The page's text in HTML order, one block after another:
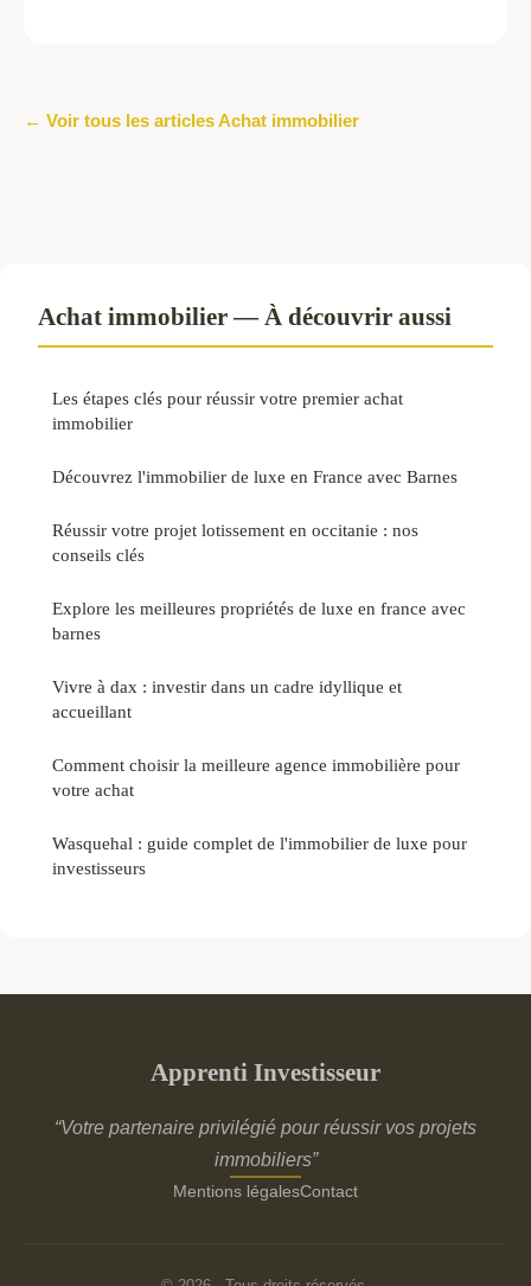
← Voir tous les articles Achat immobilier
Achat immobilier — À découvrir aussi
Les étapes clés pour réussir votre premier achat
immobilier
Découvrez l'immobilier de luxe en France avec Barnes
Réussir votre projet lotissement en occitanie : nos
conseils clés
Explore les meilleures propriétés de luxe en france avec
barnes
Vivre à dax : investir dans un cadre idyllique et
accueillant
Comment choisir la meilleure agence immobilière pour
votre achat
Wasquehal : guide complet de l'immobilier de luxe pour
investisseurs
Apprenti Investisseur
“Votre partenaire privilégié pour réussir vos projets
immobiliers”
Mentions légalesContact